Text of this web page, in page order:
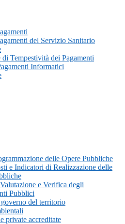
del Servizio Sanitario
Tempestività dei Pagamenti
Informatici
delle Opere Pubbliche
e Indicatori di Realizzazione delle
e Verifica degli
Pubblici
del territorio
private accreditate